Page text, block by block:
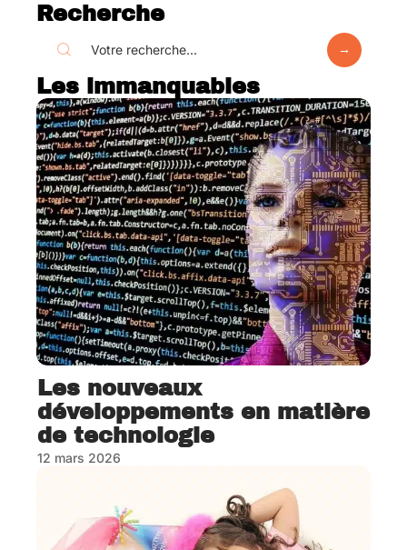
Recherche
Les immanquables
Les nouveaux
développements en matière
de technologie
12 mars 2026